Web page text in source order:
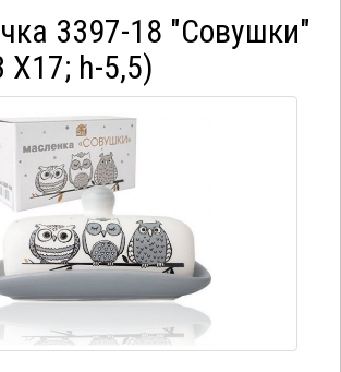
3397-18 "Совушки"
Х17; h-5,5)